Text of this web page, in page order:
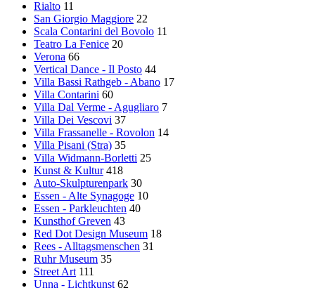
Rialto 11
San Giorgio Maggiore 22
Scala Contarini del Bovolo 11
Teatro La Fenice 20
Verona 66
Vertical Dance - Il Posto 44
Villa Bassi Rathgeb - Abano 17
Villa Contarini 60
Villa Dal Verme - Agugliaro 7
Villa Dei Vescovi 37
Villa Frassanelle - Rovolon 14
Villa Pisani (Stra) 35
Villa Widmann-Borletti 25
Kunst & Kultur 418
Auto-Skulpturenpark 30
Essen - Alte Synagoge 10
Essen - Parkleuchten 40
Kunsthof Greven 43
Red Dot Design Museum 18
Rees - Alltagsmenschen 31
Ruhr Museum 35
Street Art 111
Unna - Lichtkunst 62